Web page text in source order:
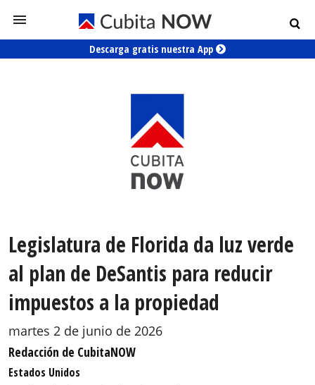
Descarga gratis nuestra App
Legislatura de Florida da luz verde
al plan de DeSantis para reducir
impuestos a la propiedad
martes 2 de junio de 2026
Redacción de CubitaNOW
Estados Unidos